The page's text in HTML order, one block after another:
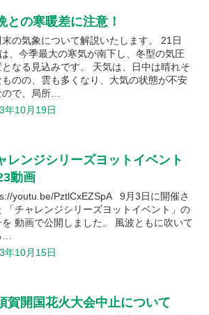
との寒暖差に注意！
末の気象について解説いたします。 21日
、今季最大の寒気が南下し、冬型の気圧
となる見込みです。 天気は、日中は晴れそ
ものの、雲も多くなり、大気の状態が不安
ので、局所…
年10月19日
レンジシリーズヨットイベント
動画
youtu.be/PztlCxEZSpA 9月3日に開催さ
「チャレンジシリーズヨットイベント」の
を 動画で公開しました。 風波ともに吹いて
年10月15日
賀開国花火大会中止について